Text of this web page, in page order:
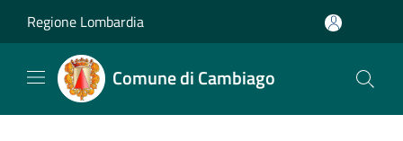
Regione Lombardia
Comune di Cambiago